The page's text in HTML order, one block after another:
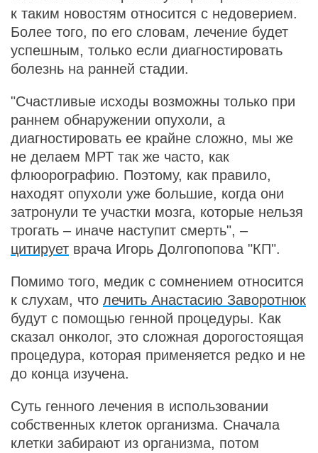
к таким новостям относится с недоверием.
Более того, по его словам, лечение будет
успешным, только если диагностировать
болезнь на ранней стадии.
"Счастливые исходы возможны только при
раннем обнаружении опухоли, а
диагностировать ее крайне сложно, мы же
не делаем МРТ так же часто, как
флюорографию. Поэтому, как правило,
находят опухоли уже большие, когда они
затронули те участки мозга, которые нельзя
трогать – иначе наступит смерть", –
цитирует врача Игорь Долгопопова "КП".
Помимо того, медик с сомнением относится
к слухам, что лечить Анастасию Заворотнюк
будут с помощью генной процедуры. Как
сказал онколог, это сложная дорогостоящая
процедура, которая применяется редко и не
до конца изучена.
Суть генного лечения в использовании
собственных клеток организма. Сначала
клетки забирают из организма, потом